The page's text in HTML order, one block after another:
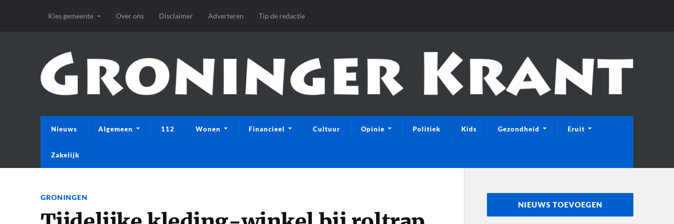
Kies gemeente Over ons Disclaimer Adverteren Tip de redactie
Nieuws Algemeen 112 Wonen Financieel Cultuur Opinie Politiek Kids Gezondheid Eruit
Zakelijk
GRONINGEN
NIEUWS TOEVOEGEN